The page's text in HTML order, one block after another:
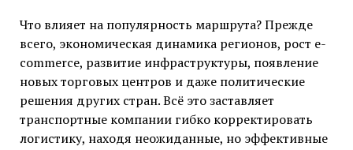
Что влияет на популярность маршрута? Прежде
всего, экономическая динамика регионов, рост e-
commerce, развитие инфраструктуры, появление
новых торговых центров и даже политические
решения других стран. Всё это заставляет
транспортные компании гибко корректировать
логистику, находя неожиданные, но эффективные